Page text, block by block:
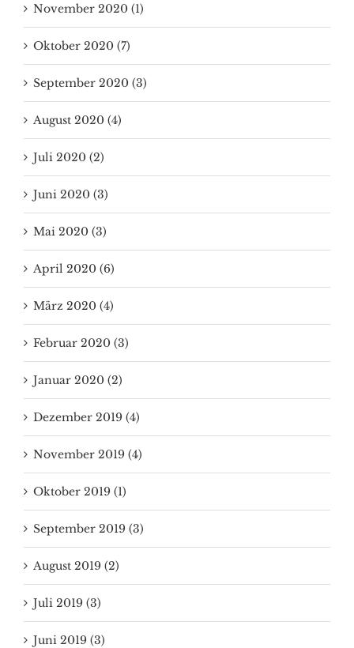
November 2020 (1)
Oktober 2020 (7)
September 2020 (3)
August 2020 (4)
Juli 2020 (2)
Juni 2020 (3)
Mai 2020 (3)
April 2020 (6)
März 2020 (4)
Februar 2020 (3)
Januar 2020 (2)
Dezember 2019 (4)
November 2019 (4)
Oktober 2019 (1)
September 2019 (3)
August 2019 (2)
Juli 2019 (3)
Juni 2019 (3)